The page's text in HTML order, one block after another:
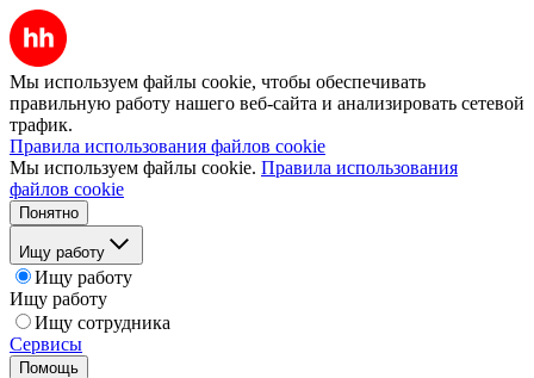
Мы используем файлы cookie, чтобы обеспечивать
правильную работу нашего веб-сайта и анализировать сетевой
трафик.
Правила использования файлов cookie
Мы используем файлы cookie. Правила использования
файлов cookie
Понятно
Ищу работу
Ищу работу
Ищу работу
Ищу сотрудника
Сервисы
Помощь